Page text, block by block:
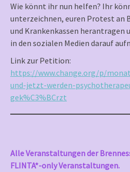
Wie könnt ihr nun helfen? Ihr
unterzeichnen, euren Protest an
und Krankenkassen herantragen
in den sozialen Medien darauf
Link zur Petition:
https://www.change.org/p/
und-jetzt-werden-
gek%C3%BCrzt
Alle Veranstaltungen der
FLINTA*-only Veranstaltungen.